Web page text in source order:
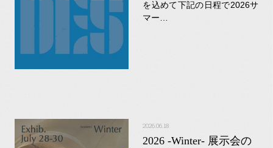
を込めて下記の日程で2026サ
マー…
2026.06.18
2026 -Winter- 展示会の